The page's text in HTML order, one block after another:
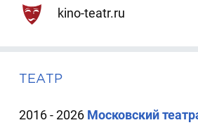
kino-teatr.ru
ТЕАТР
2016 - 2026 Московский